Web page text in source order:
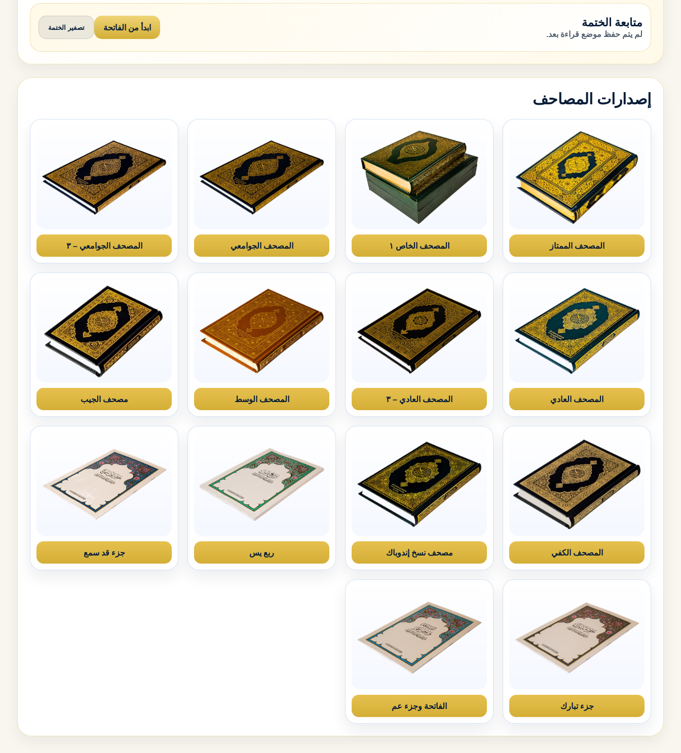
متابعة الختمة
لم يتم حفظ موضع قراءة بعد.
ابدأ من الفاتحة تصفير الختمة
إصدارات المصاحف
المصحف الممتاز المصحف الخاص ١ المصحف الجوامعي المصحف الجوامعي – ٣
المصحف العادي المصحف العادي – ٣ المصحف الوسط مصحف الجيب
المصحف الكفي مصحف نسخ إندوباك ربع يس جزء قد سمع
جزء تبارك الفاتحة وجزء عم